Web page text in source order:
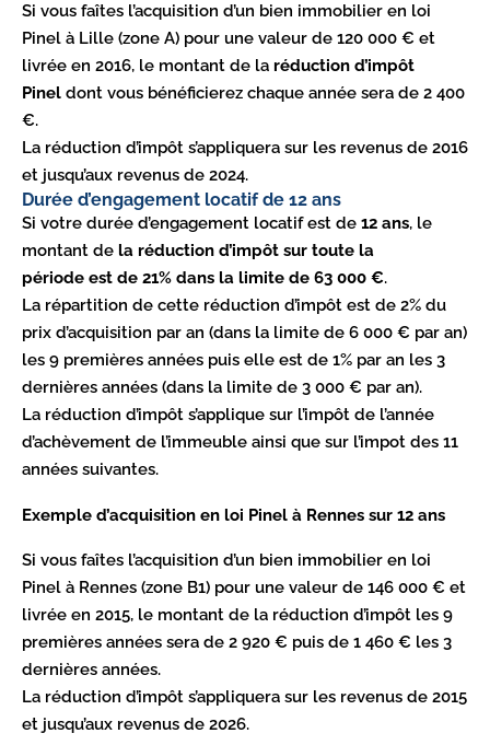
Si vous faîtes l’acquisition d’un bien immobilier en loi
Pinel à Lille (zone A) pour une valeur de 120 000 € et
livrée en 2016, le montant de la réduction d’impôt
Pinel dont vous bénéficierez chaque année sera de 2 400
€.
La réduction d’impôt s’appliquera sur les revenus de 2016
et jusqu’aux revenus de 2024.
Durée d’engagement locatif de 12 ans
Si votre durée d’engagement locatif est de 12 ans, le
montant de la réduction d’impôt sur toute la
période est de 21% dans la limite de 63 000 €.
La répartition de cette réduction d’impôt est de 2% du
prix d’acquisition par an (dans la limite de 6 000 € par an)
les 9 premières années puis elle est de 1% par an les 3
dernières années (dans la limite de 3 000 € par an).
La réduction d’impôt s’applique sur l’impôt de l’année
d’achèvement de l’immeuble ainsi que sur l’impot des 11
années suivantes.
Exemple d’acquisition en loi Pinel à Rennes sur 12 ans
Si vous faîtes l’acquisition d’un bien immobilier en loi
Pinel à Rennes (zone B1) pour une valeur de 146 000 € et
livrée en 2015, le montant de la réduction d’impôt les 9
premières années sera de 2 920 € puis de 1 460 € les 3
dernières années.
La réduction d’impôt s’appliquera sur les revenus de 2015
et jusqu’aux revenus de 2026.